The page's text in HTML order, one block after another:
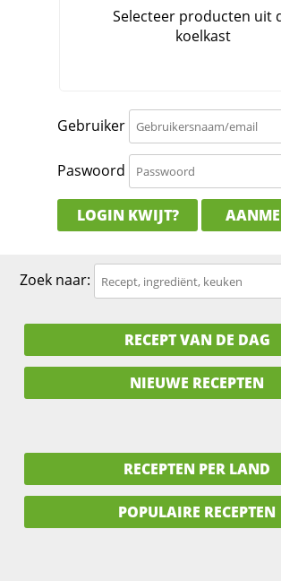
Gebruiker
Paswoord
LOGIN KWIJT?
Zoek naar:
RECEPT VAN DE DAG
NIEUWE RECEPTEN
RECEPTEN PER LAND
POPULAIRE RECEPTEN